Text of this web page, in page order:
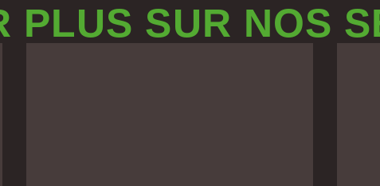
PLUS SUR NOS